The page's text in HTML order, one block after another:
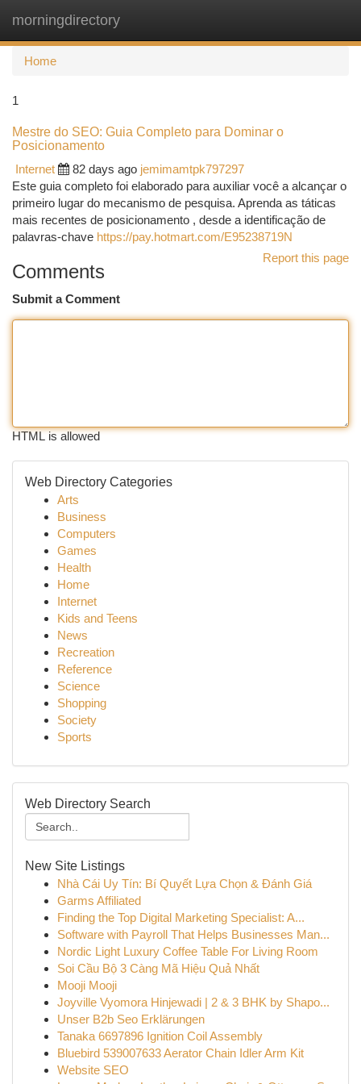
morningdirectory
Home
1
Mestre do SEO: Guia Completo para Dominar o
Posicionamento
Internet
82 days ago jemimamtpk797297
Este guia completo foi elaborado para auxiliar você a alcançar o
primeiro lugar do mecanismo de pesquisa. Aprenda as táticas
mais recentes de posicionamento , desde a identificação de
palavras-chave https://pay.hotmart.com/E95238719N
Report this page
Comments
Submit a Comment
HTML is allowed
Web Directory Categories
Arts
Business
Computers
Games
Health
Home
Internet
Kids and Teens
News
Recreation
Reference
Science
Shopping
Society
Sports
Web Directory Search
New Site Listings
Nhà Cái Uy Tín: Bí Quyết Lựa Chọn & Đánh Giá
Garms Affiliated
Finding the Top Digital Marketing Specialist: A...
Software with Payroll That Helps Businesses Man...
Nordic Light Luxury Coffee Table For Living Room
Soi Cầu Bộ 3 Càng Mã Hiệu Quả Nhất
Mooji Mooji
Joyville Vyomora Hinjewadi | 2 & 3 BHK by Shapo...
Unser B2b Seo Erklärungen
Tanaka 6697896 Ignition Coil Assembly
Bluebird 539007633 Aerator Chain Idler Arm Kit
Website SEO